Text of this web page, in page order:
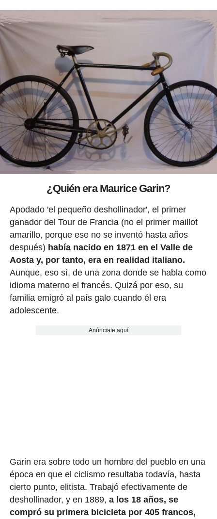
¿Quién era Maurice Garin?
Apodado 'el pequeño deshollinador', el primer
ganador del Tour de Francia (no el primer maillot
amarillo, porque ese no se inventó hasta años
después) había nacido en 1871 en el Valle de
Aosta y, por tanto, era en realidad italiano.
Aunque, eso sí, de una zona donde se habla como
idioma materno el francés. Quizá por eso, su
familia emigró al país galo cuando él era
adolescente.
Anúnciate aquí
Garin era sobre todo un hombre del pueblo en una
época en que el ciclismo resultaba todavía, hasta
cierto punto, elitista. Trabajó efectivamente de
deshollinador, y en 1889, a los 18 años, se
compró su primera bicicleta por 405 francos,